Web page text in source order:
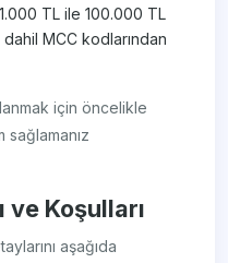
TL ile 100.000 TL
MCC kodlarından
için öncelikle
sağlamanız
ve Koşulları
aşağıda